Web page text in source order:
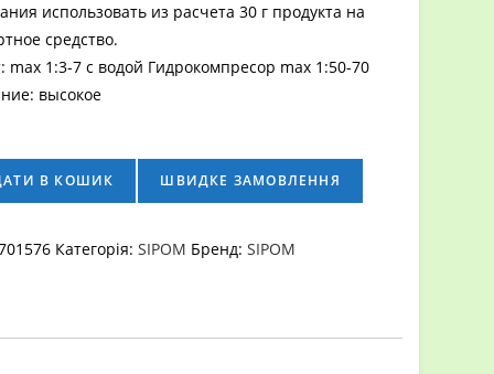
использовать из расчета 30 г продукта на
средство.
max 1:3-7 с водой Гидрокомпресор max 1:50-70
высокое
В КОШИК ШВИДКЕ ЗАМОВЛЕННЯ
Категорія: SIPOM Бренд: SIPOM